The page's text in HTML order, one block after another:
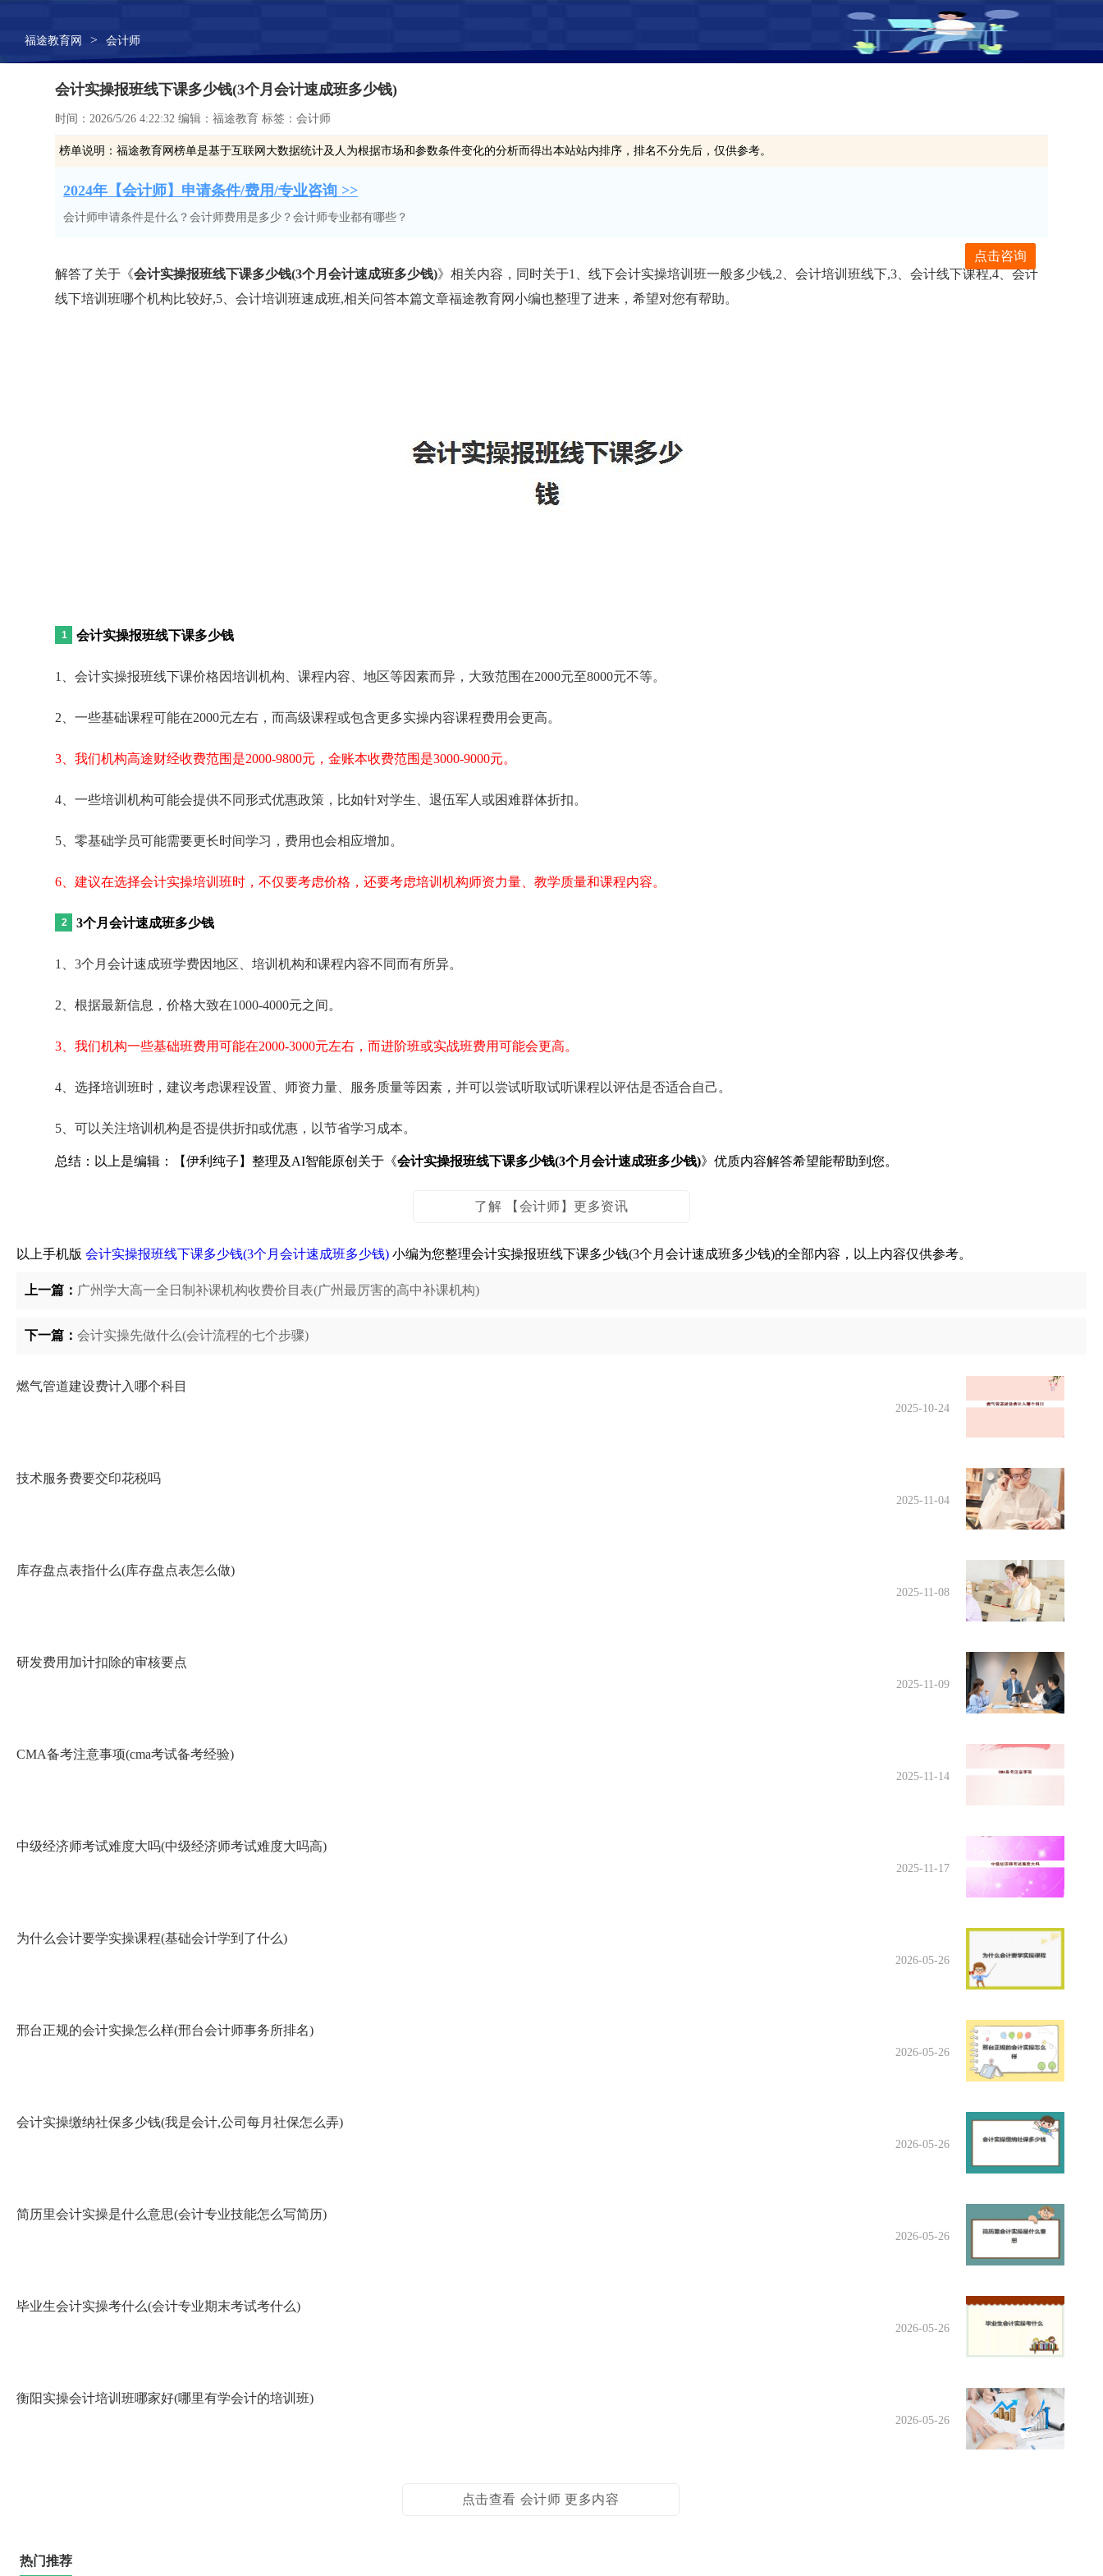
福途教育网 > 会计师
会计实操报班线下课多少钱(3个月会计速成班多少钱)
时间：2026/5/26 4:22:32 编辑：福途教育 标签：会计师
榜单说明：福途教育网榜单是基于互联网大数据统计及人为根据市场和参数条件变化的分析而得出本站站内排序，排名不分先后，仅供参考。
2024年【会计师】申请条件/费用/专业咨询 >>
会计师申请条件是什么？会计师费用是多少？会计师专业都有哪些？
点击咨询
解答了关于《会计实操报班线下课多少钱(3个月会计速成班多少钱)》相关内容，同时关于1、线下会计实操培训班一般多少钱,2、会计培训班线下,3、会计线下课程,4、会计
线下培训班哪个机构比较好,5、会计培训班速成班,相关问答本篇文章福途教育网小编也整理了进来，希望对您有帮助。
会计实操报班线下课多少钱
1、会计实操报班线下课价格因培训机构、课程内容、地区等因素而异，大致范围在2000元至8000元不等。
2、一些基础课程可能在2000元左右，而高级课程或包含更多实操内容课程费用会更高。
3、我们机构高途财经收费范围是2000-9800元，金账本收费范围是3000-9000元。
4、一些培训机构可能会提供不同形式优惠政策，比如针对学生、退伍军人或困难群体折扣。
5、零基础学员可能需要更长时间学习，费用也会相应增加。
6、建议在选择会计实操培训班时，不仅要考虑价格，还要考虑培训机构师资力量、教学质量和课程内容。
3个月会计速成班多少钱
1、3个月会计速成班学费因地区、培训机构和课程内容不同而有所异。
2、根据最新信息，价格大致在1000-4000元之间。
3、我们机构一些基础班费用可能在2000-3000元左右，而进阶班或实战班费用可能会更高。
4、选择培训班时，建议考虑课程设置、师资力量、服务质量等因素，并可以尝试听取试听课程以评估是否适合自己。
5、可以关注培训机构是否提供折扣或优惠，以节省学习成本。
总结：以上是编辑：【伊利纯子】整理及AI智能原创关于《会计实操报班线下课多少钱(3个月会计速成班多少钱)》优质内容解答希望能帮助到您。
了解 【会计师】更多资讯
以上手机版 会计实操报班线下课多少钱(3个月会计速成班多少钱) 小编为您整理会计实操报班线下课多少钱(3个月会计速成班多少钱)的全部内容，以上内容仅供参考。
上一篇： 广州学大高一全日制补课机构收费价目表(广州最厉害的高中补课机构)
下一篇： 会计实操先做什么(会计流程的七个步骤)
燃气管道建设费计入哪个科目
2025-10-24
技术服务费要交印花税吗
2025-11-04
库存盘点表指什么(库存盘点表怎么做)
2025-11-08
研发费用加计扣除的审核要点
2025-11-09
CMA备考注意事项(cma考试备考经验)
2025-11-14
中级经济师考试难度大吗(中级经济师考试难度大吗高)
2025-11-17
为什么会计要学实操课程(基础会计学到了什么)
2026-05-26
邢台正规的会计实操怎么样(邢台会计师事务所排名)
2026-05-26
会计实操缴纳社保多少钱(我是会计,公司每月社保怎么弄)
2026-05-26
简历里会计实操是什么意思(会计专业技能怎么写简历)
2026-05-26
毕业生会计实操考什么(会计专业期末考试考什么)
2026-05-26
衡阳实操会计培训班哪家好(哪里有学会计的培训班)
2026-05-26
点击查看 会计师 更多内容
热门推荐